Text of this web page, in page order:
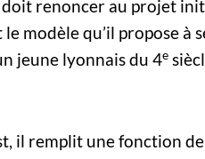
doit renoncer au projet
modèle qu’il propose à
jeune lyonnais du 4e
il remplit une fonction